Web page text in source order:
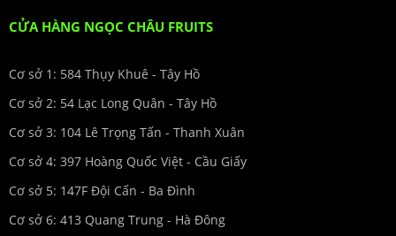
CỬA HÀNG NGỌC CHÂU FRUITS
Cơ sở 1: 584 Thụy Khuê - Tây Hồ
Cơ sở 2: 54 Lạc Long Quân - Tây Hồ
Cơ sở 3: 104 Lê Trọng Tấn - Thanh Xuân
Cơ sở 4: 397 Hoàng Quốc Việt - Cầu Giấy
Cơ sở 5: 147F Đội Cấn - Ba Đình
Cơ sở 6: 413 Quang Trung - Hà Đông